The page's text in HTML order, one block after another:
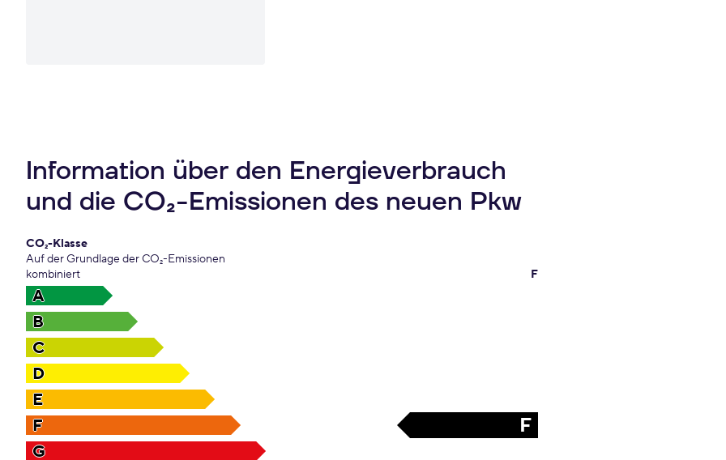
Information über den Energieverbrauch
und die CO₂-Emissionen des neuen Pkw
CO₂-Klasse
Auf der Grundlage der CO₂-Emissionen
kombiniert
F
A
B
C
D
E
F
F
G